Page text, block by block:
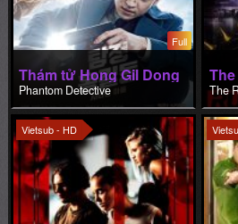
Full
Thám tử Hong Gil Dong
Phantom Detective The
Vietsub - HD